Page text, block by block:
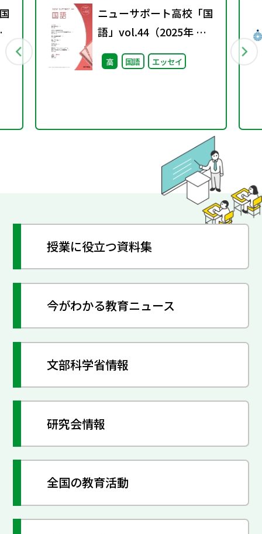
ニューサポート高校「国
語」vol.44（2025年 秋
号）
高 国語 エッセイ
授業に役立つ資料集
今がわかる教育ニュース
文部科学省情報
研究会情報
全国の教育活動